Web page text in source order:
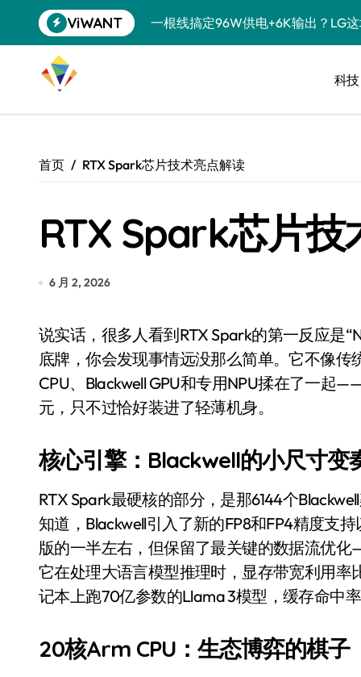
到
ViWANT
一根线搞定96W供电+6K输出？LG
宠物美容吸尘器，是智商税还是真
三星QS90H回音壁评测：内置四重
复古掌机续航攻略：让老游戏机告别
科学仪器都能接？USB-C的隐藏技
降噪耳机也搞“青春版”？索尼这招“
美的空调以旧换新补贴继续，价格
追觅清洁电器全球累计出货量破
黄金瞬间冲破4200，白银狂飙3.5%
Peloton 新车实测：屏幕能转、风扇
Xbox七月大崩盘：裁员3200、卖工
《我的世界》登陆Switch 2：画质大
谷歌DeepMind创始人辞去CEO，但
全球最小U盘，容量却碾压iPhone
400层堆叠、性能翻倍 三星把最新存
科技
首页 RTX Spark芯片技术亮点解读
RTX Spark芯片技
6 月 2, 2026
说实话，很多人看到RTX Spark的第一反应是“NVIDIA又给微软打工了”，但细看这枚芯片的技术
底牌，你会发现事情远没那么简单。它不像
CPU、Blackwell GPU和专用NPU揉在了一起
元，只不过恰好装进了轻薄机身。
核心引擎：Blackwell的小尺寸变
RTX Spark最硬核的部分，是那6144个
知道，Blackwell引入了新的FP8和FP4精度支
版的一半左右，但保留了最关键的数据流优
它在处理大语言模型推理时，显存带宽利用
记本上跑70亿参数的Llama 3模型，缓存命中
20核Arm CPU：生态博弈的棋子